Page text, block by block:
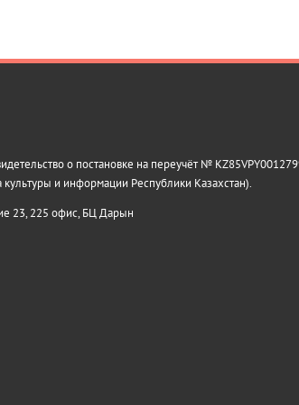
о постановке на переучёт №
и информации Республики Казахстан).
23, 225 офис, БЦ Дарын